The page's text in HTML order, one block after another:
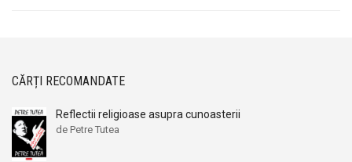
CĂRȚI RECOMANDATE
Reflectii religioase asupra cunoasterii
de Petre Tutea